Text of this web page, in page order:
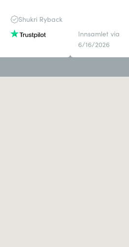
Shukri Ryback
Innsamlet via
6/16/2026